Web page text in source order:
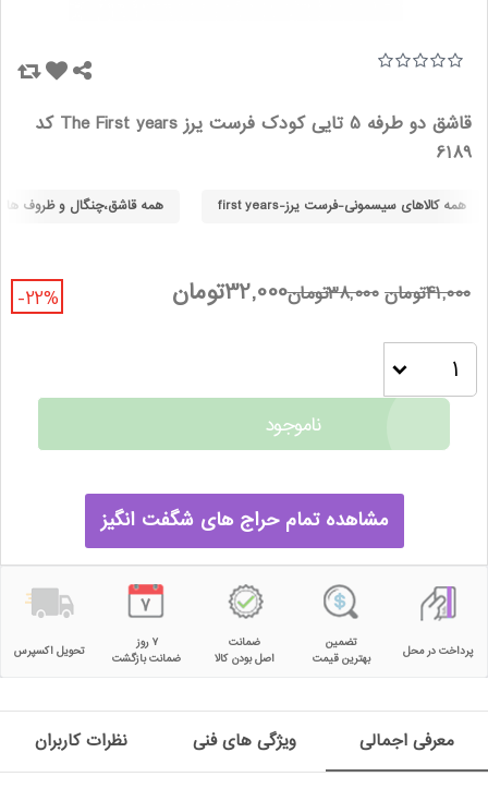
قاشق دو طرفه 5 تایی کودک فرست یرز The First years کد
6189
همه کالاهای سیسمونی-فرست یرز-first years همه قاشق،چنگال و ظروف ها
41,000تومان 38,000تومان 32,000تومان -22%
ناموجود
مشاهده تمام حراج های شگفت انگیز
پرداخت در محل
تضمین
بهترین قیمت
ضمانت
اصل بودن کالا
۷ روز
ضمانت بازگشت
تحویل اکسپرس
معرفی اجمالی ویژگی های فنی نظرات کاربران